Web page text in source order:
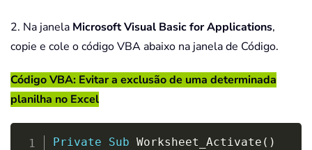
2. Na janela Microsoft Visual Basic for Applications,
copie e cole o código VBA abaixo na janela de Código.
Código VBA: Evitar a exclusão de uma determinada
planilha no Excel
Private Sub Worksheet_Activate ( )
Copy